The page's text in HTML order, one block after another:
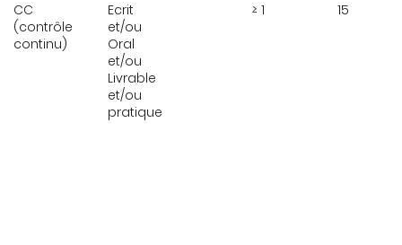
CC
(contrôle
continu)
Ecrit
et/ou
Oral
et/ou
Livrable
et/ou
pratique
≥ 1 15